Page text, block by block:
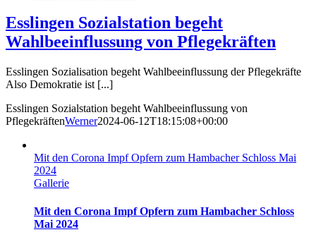
Esslingen Sozialstation begeht
Wahlbeeinflussung von Pflegekräften
Esslingen Sozialisation begeht Wahlbeeinflussung der Pflegekräfte
Also Demokratie ist [...]
Esslingen Sozialstation begeht Wahlbeeinflussung von
PflegekräftenWerner2024-06-12T18:15:08+00:00
Mit den Corona Impf Opfern zum Hambacher Schloss Mai
2024
Gallerie
Mit den Corona Impf Opfern zum Hambacher Schloss
Mai 2024